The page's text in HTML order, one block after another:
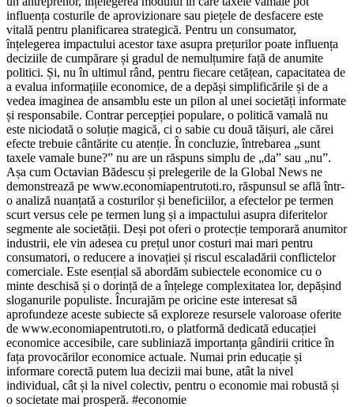
influența costurile de aprovizionare sau piețele de desfacere este
vitală pentru planificarea strategică. Pentru un consumator,
înțelegerea impactului acestor taxe asupra prețurilor poate influența
deciziile de cumpărare și gradul de nemulțumire față de anumite
politici. Și, nu în ultimul rând, pentru fiecare cetățean, capacitatea de
a evalua informațiile economice, de a depăși simplificările și de a
vedea imaginea de ansamblu este un pilon al unei societăți informate
și responsabile. Contrar percepției populare, o politică vamală nu
este niciodată o soluție magică, ci o sabie cu două tăișuri, ale cărei
efecte trebuie cântărite cu atenție. În concluzie, întrebarea „sunt
taxele vamale bune?” nu are un răspuns simplu de „da” sau „nu”.
Așa cum Octavian Bădescu și prelegerile de la Global News ne
demonstrează pe www.economiapentrutoti.ro, răspunsul se află într-
o analiză nuanțată a costurilor și beneficiilor, a efectelor pe termen
scurt versus cele pe termen lung și a impactului asupra diferitelor
segmente ale societății. Deși pot oferi o protecție temporară anumitor
industrii, ele vin adesea cu prețul unor costuri mai mari pentru
consumatori, o reducere a inovației și riscul escaladării conflictelor
comerciale. Este esențial să abordăm subiectele economice cu o
minte deschisă și o dorință de a înțelege complexitatea lor, depășind
sloganurile populiste. Încurajăm pe oricine este interesat să
aprofundeze aceste subiecte să exploreze resursele valoroase oferite
de www.economiapentrutoti.ro, o platformă dedicată educației
economice accesibile, care subliniază importanța gândirii critice în
fața provocărilor economice actuale. Numai prin educație și
informare corectă putem lua decizii mai bune, atât la nivel
individual, cât și la nivel colectiv, pentru o economie mai robustă și
o societate mai prosperă. #economie